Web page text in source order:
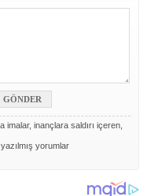
inançlara saldırı içeren,
yorumlar